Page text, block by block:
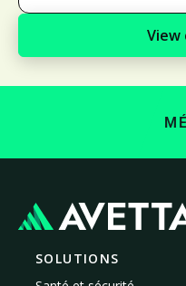
View
SOLUTIONS